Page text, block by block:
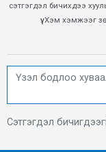
сэтгэгдэл бичихдээ
үү. Хэм хэмжээг
Сэтгэгдэл